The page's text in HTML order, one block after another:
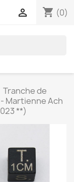
shopping_cart (0)

Tranche de
Martienne Ach
**)